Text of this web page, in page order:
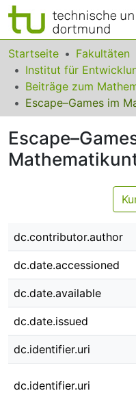
Bereiche & Sammlungen
Das gesamte
Statistiken
FAQ
Leitlinien
Zurück zur Startseite
Startseite Fakultäten
dc.contributor.author
dc.date.accessioned
dc.date.available
dc.date.issued
dc.identifier.uri
dc.identifier.uri